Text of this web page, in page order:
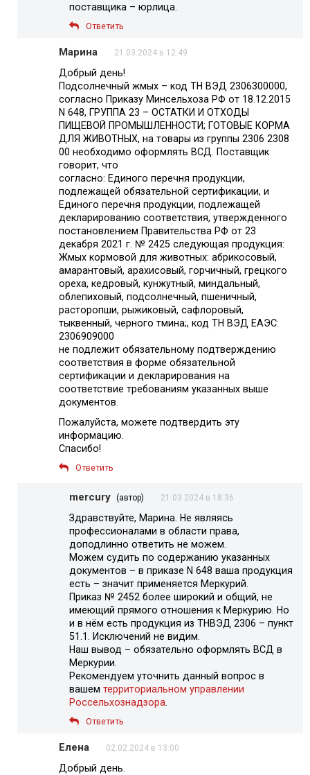
поставщика – юрлица.
Ответить
Марина 21.03.2024 в 12:49
Добрый день!
Подсолнечный жмых – код ТН ВЭД 2306300000,
согласно Приказу Минсельхоза РФ от 18.12.2015
N 648, ГРУППА 23 – ОСТАТКИ И ОТХОДЫ
ПИЩЕВОЙ ПРОМЫШЛЕННОСТИ; ГОТОВЫЕ КОРМА
ДЛЯ ЖИВОТНЫХ, на товары из группы 2306 2308
00 необходимо оформлять ВСД. Поставщик
говорит, что
согласно: Единого перечня продукции,
подлежащей обязательной сертификации, и
Единого перечня продукции, подлежащей
декларированию соответствия, утвержденного
постановлением Правительства РФ от 23
декабря 2021 г. № 2425 следующая продукция:
Жмых кормовой для животных: абрикосовый,
амарантовый, арахисовый, горчичный, грецкого
ореха, кедровый, кунжутный, миндальный,
облепиховый, подсолнечный, пшеничный,
расторопши, рыжиковый, сафлоровый,
тыквенный, черного тмина;, код ТН ВЭД ЕАЭС:
2306909000
не подлежит обязательному подтверждению
соответствия в форме обязательной
сертификации и декларирования на
соответствие требованиям указанных выше
документов.
Пожалуйста, можете подтвердить эту
информацию.
Спасибо!
Ответить
mercury (автор) 21.03.2024 в 18:36
Здравствуйте, Марина. Не являясь
профессионалами в области права,
доподлинно ответить не можем.
Можем судить по содержанию указанных
документов – в приказе N 648 ваша продукция
есть – значит применяется Меркурий.
Приказ № 2452 более широкий и общий, не
имеющий прямого отношения к Меркурию. Но
и в нём есть продукция из ТНВЭД 2306 – пункт
51.1. Исключений не видим.
Наш вывод – обязательно оформлять ВСД в
Меркурии.
Рекомендуем уточнить данный вопрос в
вашем территориальном управлении
Россельхознадзора
Ответить
Елена 02.02.2024 в 13:00
Добрый день.